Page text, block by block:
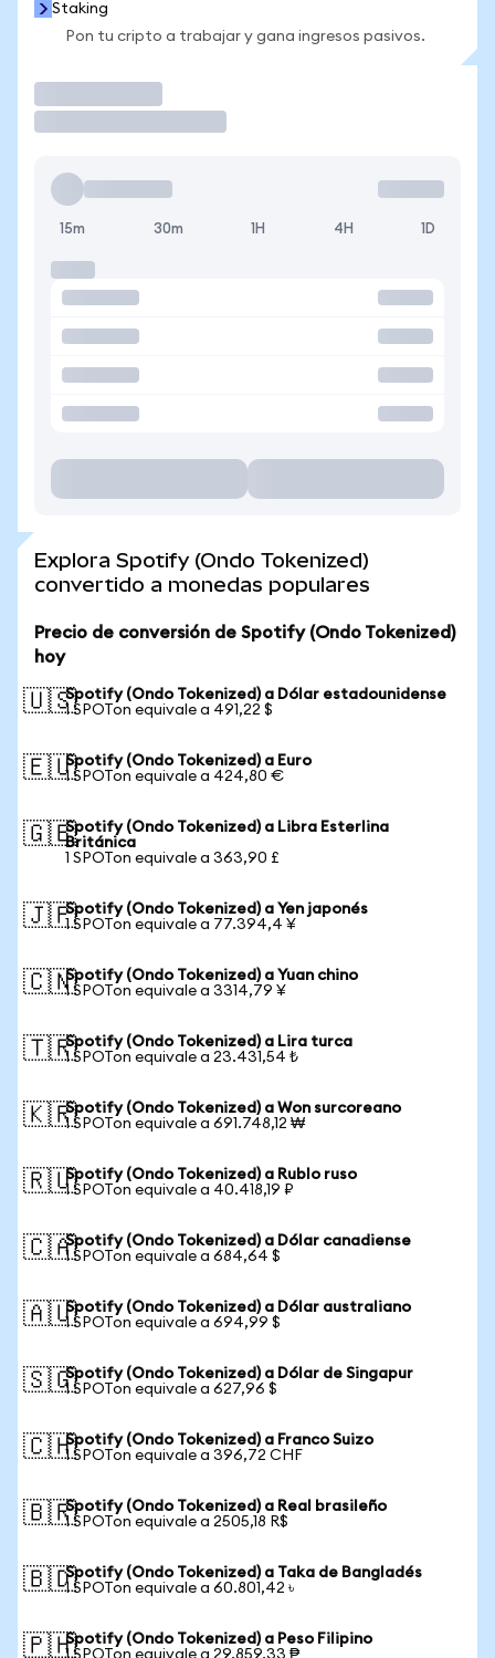
Staking
Pon tu cripto a trabajar y gana ingresos pasivos.
15m 30m 1H 4H 1D
Explora Spotify (Ondo Tokenized)
convertido a monedas populares
Precio de conversión de Spotify (Ondo Tokenized)
hoy
🇺🇸Spotify (Ondo Tokenized) a Dólar estadounidense
1 SPOTon equivale a 491,22 $
🇪🇺Spotify (Ondo Tokenized) a Euro
1 SPOTon equivale a 424,80 €
🇬🇧Spotify (Ondo Tokenized) a Libra Esterlina
Británica
1 SPOTon equivale a 363,90 £
🇯🇵Spotify (Ondo Tokenized) a Yen japonés
1 SPOTon equivale a 77.394,4 ¥
🇨🇳Spotify (Ondo Tokenized) a Yuan chino
1 SPOTon equivale a 3314,79 ¥
🇹🇷Spotify (Ondo Tokenized) a Lira turca
1 SPOTon equivale a 23.431,54 ₺
🇰🇷Spotify (Ondo Tokenized) a Won surcoreano
1 SPOTon equivale a 691.748,12 ₩
🇷🇺Spotify (Ondo Tokenized) a Rublo ruso
1 SPOTon equivale a 40.418,19 ₽
🇨🇦Spotify (Ondo Tokenized) a Dólar canadiense
1 SPOTon equivale a 684,64 $
🇦🇺Spotify (Ondo Tokenized) a Dólar australiano
1 SPOTon equivale a 694,99 $
🇸🇬Spotify (Ondo Tokenized) a Dólar de Singapur
1 SPOTon equivale a 627,96 $
🇨🇭Spotify (Ondo Tokenized) a Franco Suizo
1 SPOTon equivale a 396,72 CHF
🇧🇷Spotify (Ondo Tokenized) a Real brasileño
1 SPOTon equivale a 2505,18 R$
🇧🇩Spotify (Ondo Tokenized) a Taka de Bangladés
1 SPOTon equivale a 60.801,42 ৳
🇵🇭Spotify (Ondo Tokenized) a Peso Filipino
1 SPOTon equivale a 29.859,33 ₱